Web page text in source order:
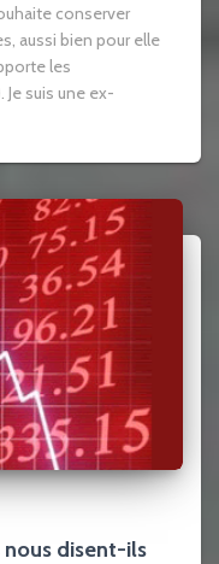
conserver
aussi bien pour elle
les
suis une ex-
nous disent-ils